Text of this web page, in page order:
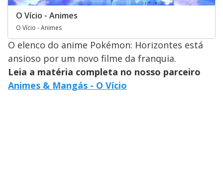
O Vício - Animes
O Vício - Animes
O elenco do anime Pokémon: Horizontes está
ansioso por um novo filme da franquia.
Leia a matéria completa no nosso parceiro
Animes & Mangás - O Vício